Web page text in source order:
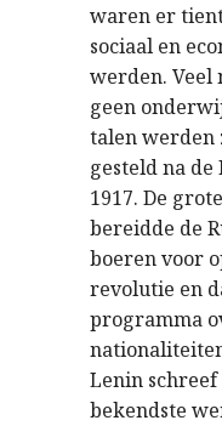
waren er
sociaal en
werden.
geen
talen werden
gesteld na de
1917. De
bereidde de
boeren voor
revolutie en
programma
Lenin
bekendste